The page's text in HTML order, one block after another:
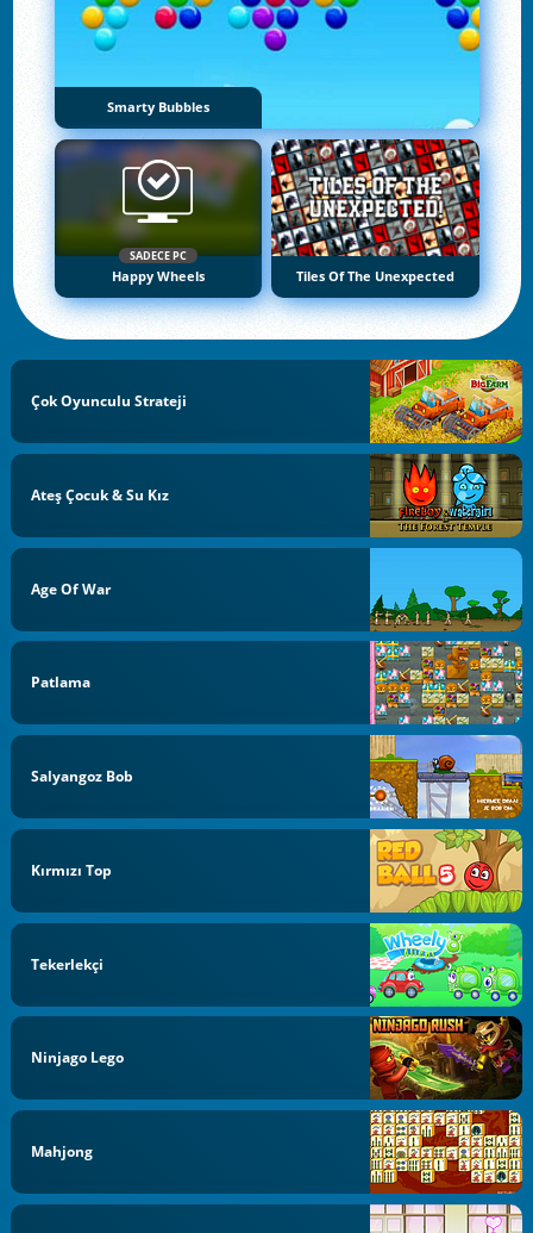
Smarty Bubbles
SADECE PC
Happy Wheels Tiles Of The Unexpected
Çok Oyunculu Strateji
Ateş Çocuk & Su Kız
Age Of War
Patlama
Salyangoz Bob
Kırmızı Top
Tekerlekçi
Ninjago Lego
Mahjong